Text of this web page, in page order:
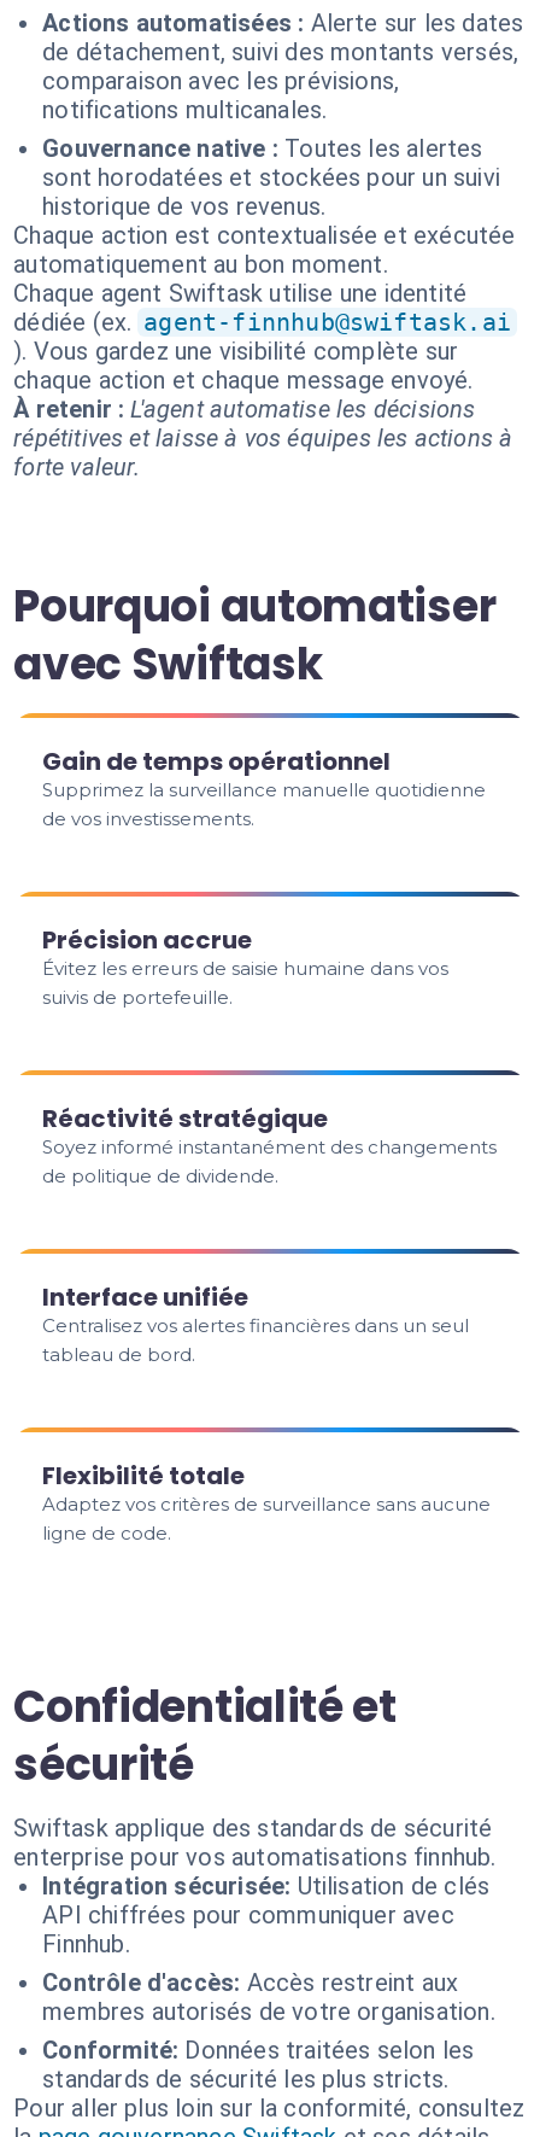
Actions automatisées : Alerte sur les dates
de détachement, suivi des montants versés,
comparaison avec les prévisions,
notifications multicanales.
Gouvernance native : Toutes les alertes
sont horodatées et stockées pour un suivi
historique de vos revenus.
Chaque action est contextualisée et exécutée
automatiquement au bon moment.
Chaque agent Swiftask utilise une identité
dédiée (ex. agent-finnhub@swiftask.ai
). Vous gardez une visibilité complète sur
chaque action et chaque message envoyé.
À retenir : L'agent automatise les décisions
répétitives et laisse à vos équipes les actions à
forte valeur.
Pourquoi automatiser
avec Swiftask
Gain de temps opérationnel
Supprimez la surveillance manuelle quotidienne
de vos investissements.
Précision accrue
Évitez les erreurs de saisie humaine dans vos
suivis de portefeuille.
Réactivité stratégique
Soyez informé instantanément des changements
de politique de dividende.
Interface unifiée
Centralisez vos alertes financières dans un seul
tableau de bord.
Flexibilité totale
Adaptez vos critères de surveillance sans aucune
ligne de code.
Confidentialité et
sécurité
Swiftask applique des standards de sécurité
enterprise pour vos automatisations finnhub.
Intégration sécurisée: Utilisation de clés
API chiffrées pour communiquer avec
Finnhub.
Contrôle d'accès: Accès restreint aux
membres autorisés de votre organisation.
Conformité: Données traitées selon les
standards de sécurité les plus stricts.
Pour aller plus loin sur la conformité, consultez